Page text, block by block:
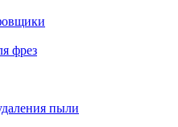
фрез
пыли